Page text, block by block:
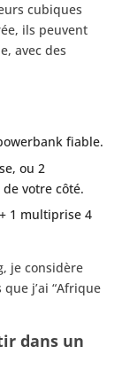
cubiques
ils peuvent
avec des
fiable.
ou 2
votre côté.
1 multiprise 4
je considère
que j’ai “Afrique
dans un